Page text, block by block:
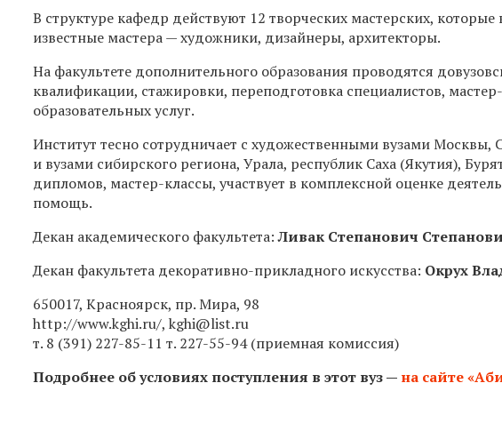
В структуре кафедр действуют 12 творческих мастерских,
известные мастера — художники, дизайнеры, архитекторы.
На факультете дополнительного образования проводятся
квалификации, стажировки, переподготовка специалистов,
образовательных услуг.
Институт тесно сотрудничает с художественными вузами Москвы,
и вузами сибирского региона, Урала, республик Саха (Якутия),
дипломов, мастер-классы, участвует в комплексной оценке
помощь.
Декан академического факультета:Ливак Степанович
Декан факультета декоративно-прикладного искусства: Окрух
650017, Красноярск, пр. Мира, 98
http://www.kghi.ru/, kghi@list.ru
т. 8 (391) 227-85-11 т. 227-55-94 (приемная комиссия)
Подробнее об условиях поступления в этот вуз — на сайте